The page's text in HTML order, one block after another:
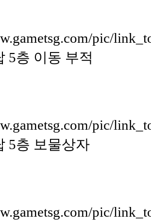
pic/
5층 이동 부적
pic/
5층 보물상자
pic/